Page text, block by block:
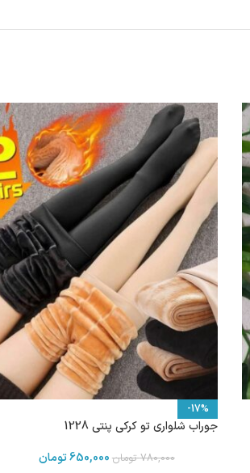
-17%
جوراب شلواری تو کرکی پنتی 1228
780,000 تومان 650,000تومان